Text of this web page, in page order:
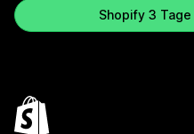
Shopify 3